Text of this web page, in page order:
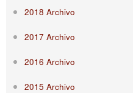
2018 Archivo
2017 Archivo
2016 Archivo
2015 Archivo